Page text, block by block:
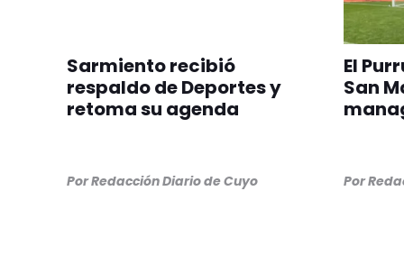
Sarmiento recibió
respaldo de Deportes y
retoma su agenda
PorRedacción Diario de Cuyo
El
San
Por